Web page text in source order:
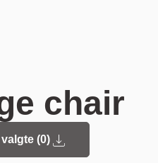
chair
(0)